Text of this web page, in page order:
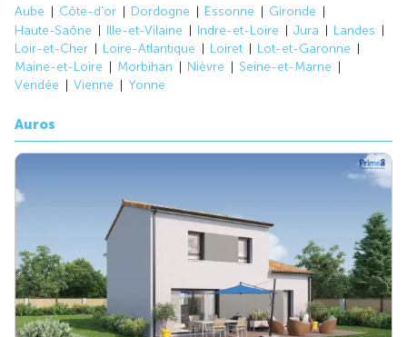
Aube Côte-d'or Dordogne Essonne
Gironde
Haute-Saône
Ille-et-Vilaine Indre-et-Loire Jura
Landes
Loir-et-Cher
Loire-Atlantique Loiret
Lot-et-Garonne
Maine-et-Loire
Morbihan Nièvre
Seine-et-Marne
Vendée
Vienne Yonne
Auros